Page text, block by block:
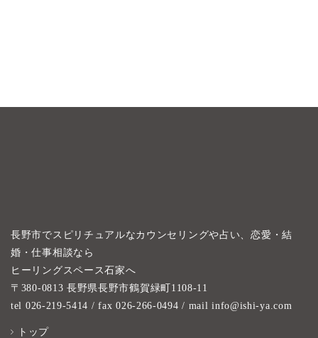
長野市でスピリチュアルなカウンセリングや占い、恋愛・結
婚・仕事相談なら
ヒーリングスペース石家へ
〒380-0813 長野県長野市鶴賀緑町1108-11
tel 026-219-5414 / fax 026-266-0494 / mail info@ishi-ya.com
トップ